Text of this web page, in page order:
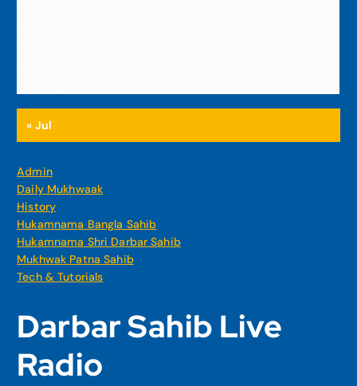
« Jul
Admin
Daily Mukhwaak
History
Hukamnama Bangla Sahib
Hukamnama Shri Darbar Sahib
Mukhwak Patna Sahib
Tech & Tutorials
Darbar Sahib Live
Radio